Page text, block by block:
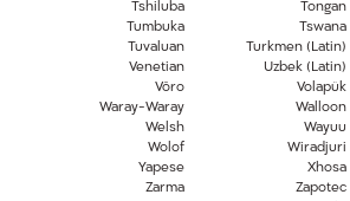
Tongan
Tshiluba
Tswana
Tumbuka
Turkmen (Latin)
Tuvaluan
Uzbek (Latin)
Venetian
Volapük
Võro
Walloon
Waray-Waray
Wayuu
Welsh
Wiradjuri
Wolof
Xhosa
Yapese
Zapotec
Zarma